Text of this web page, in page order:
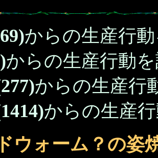
からの生産行
からの生産行動
からの生産行
からの生産
ウォーム？の姿